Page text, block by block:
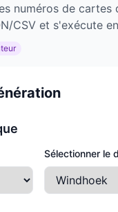
numéros de
CSV et s'exécute
Sélectionner le